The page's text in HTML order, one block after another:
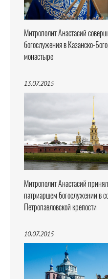
Митрополит Анастасий
богослужения в Казанско-
монастыре
13.07.2015
Митрополит Анастасий
патриаршем богослужении в
Петропавловской крепости
10.07.2015